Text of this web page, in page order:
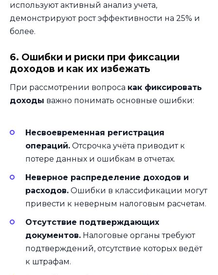
используют активный анализ учета,
демонстрируют рост эффективности на 25% и
более.
6. Ошибки и риски при фиксации
доходов и как их избежать
При рассмотрении вопроса как фиксировать
доходы важно понимать основные ошибки:
Несвоевременная регистрация
операций. Отсрочка учёта приводит к
потере данных и ошибкам в отчетах.
Неверное распределение доходов и
расходов. Ошибки в классификации могут
привести к неверным налоговым расчетам.
Отсутствие подтверждающих
документов. Налоговые органы требуют
подтверждений, отсутствие которых ведёт
к штрафам.